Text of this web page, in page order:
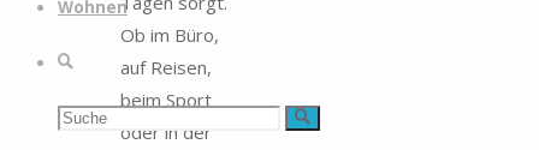
Wohnen
Suche
Suchen Suche
Ob im Büro,
auf Reisen,
beim Sport
oder in der